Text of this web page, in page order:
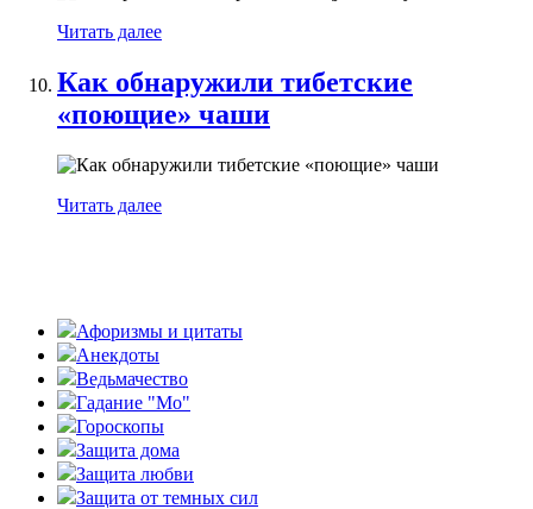
Читать далее
Как обнаружили тибетские
«поющие» чаши
Читать далее
Афоризмы и цитаты
Анекдоты
Ведьмачество
Гадание "Мо"
Гороскопы
Защита дома
Защита любви
Защита от темных сил